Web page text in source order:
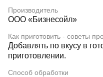
Производитель
ООО «Бизнесойл»
Как приготовить - советы
Добавлять по вкусу в
приготовлении.
Способ обработки